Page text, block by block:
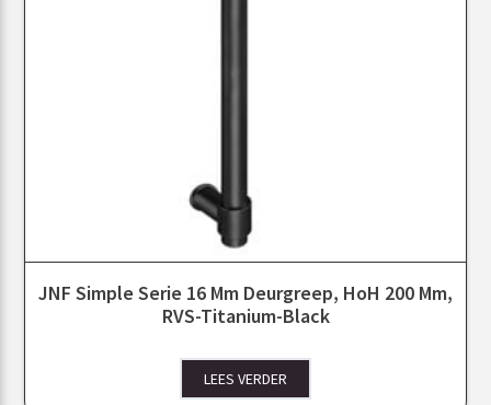
JNF Simple Serie 16 Mm Deurgreep, HoH 200 Mm,
RVS-Titanium-Black
LEES VERDER